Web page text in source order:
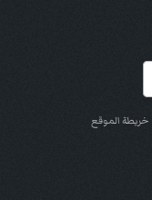
خريطة الموقع